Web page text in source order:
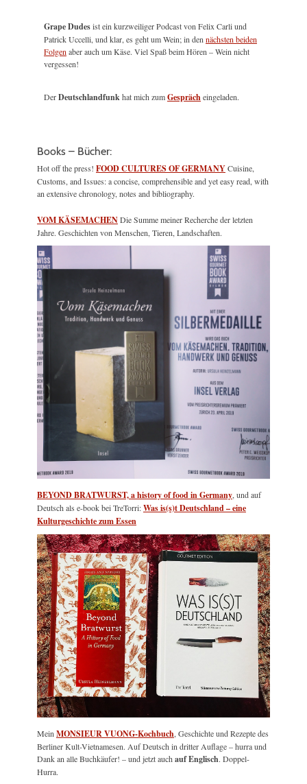
Grape Dudesist ein kurzweiliger Podcast von Felix Carli und
Patrick Uccelli, und klar, es geht um Wein; in den nächsten beiden
Folgen aber auch um Käse. Viel Spaß beim Hören – Wein nicht
vergessen!
DerDeutschlandfunkhat mich zumGesprächeingeladen.
Books – Bücher:
Hot off the press! FOOD CULTURES OF GERMANYCuisine,
Customs, and Issues: a concise, comprehensible and yet easy read, with
an extensive chronology, notes and bibliography.
VOM KÄSEMACHENDie Summe meiner Recherche der letzten
Jahre. Geschichten von Menschen, Tieren, Landschaften.
BEYOND BRATWURST, a history of food in Germany , und auf
Deutsch als e-book bei TreTorri:Was is(s)t Deutschland – eine
Kulturgeschichte zum Essen
Mein MONSIEUR VUONG-Kochbuch , Geschichte und Rezepte des
Berliner Kult-Vietnamesen. Auf Deutsch in dritter Auflage – hurra und
Dank an alle Buchkäufer! – und jetzt auch auf Englisch. Doppel-
Hurra.